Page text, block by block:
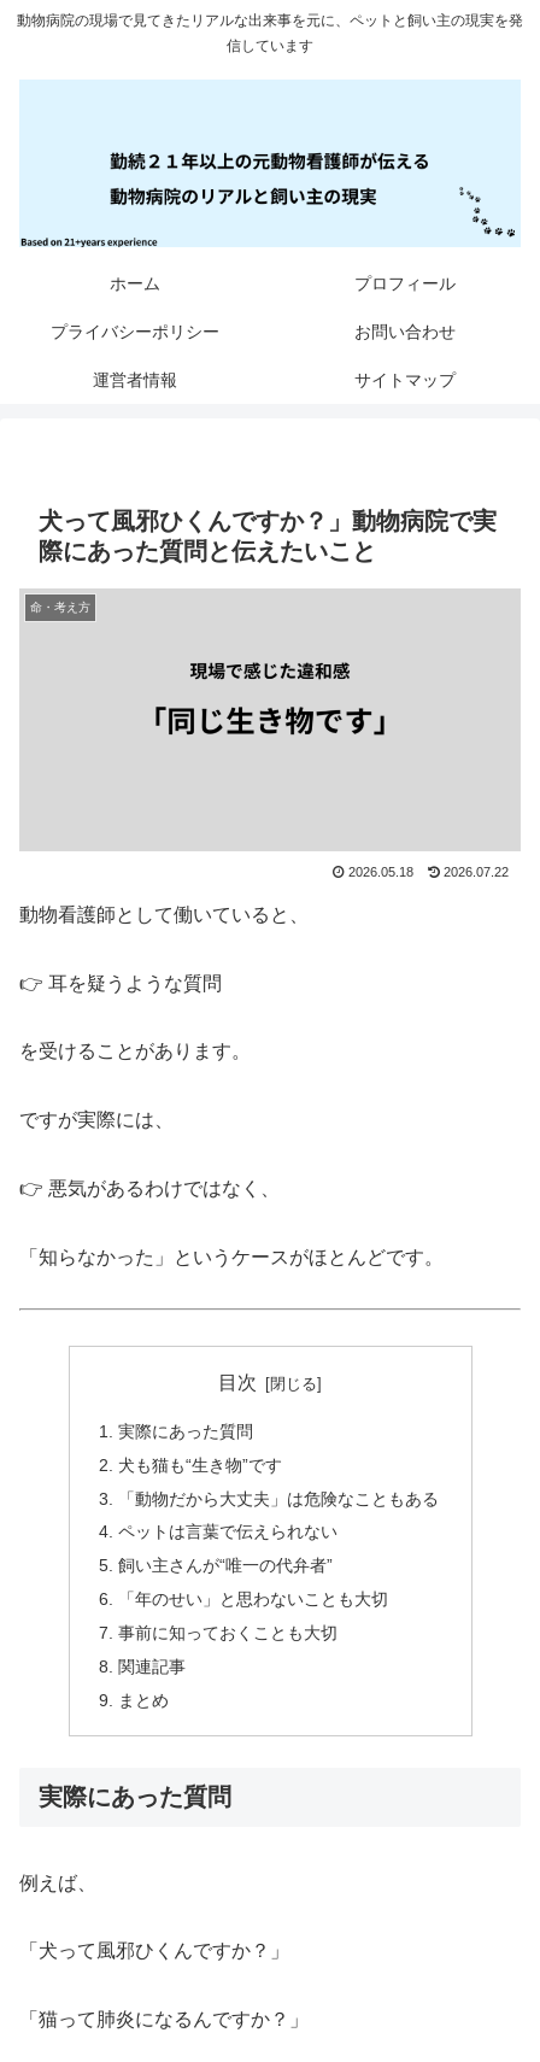
動物病院の現場で見てきたリアルな出来事を元に、ペットと飼い主の現実を発
信しています
ホーム プロフィール
プライバシーポリシー お問い合わせ
運営者情報 サイトマップ
犬って風邪ひくんですか？」動物病院で実
際にあった質問と伝えたいこと
命・考え方
2026.05.18 2026.07.22
動物看護師として働いていると、
👉 耳を疑うような質問
を受けることがあります。
ですが実際には、
👉 悪気があるわけではなく、
「知らなかった」というケースがほとんどです。
目次
実際にあった質問
犬も猫も“生き物”です
「動物だから大丈夫」は危険なこともある
ペットは言葉で伝えられない
飼い主さんが“唯一の代弁者”
「年のせい」と思わないことも大切
事前に知っておくことも大切
関連記事
まとめ
実際にあった質問
例えば、
「犬って風邪ひくんですか？」
「猫って肺炎になるんですか？」